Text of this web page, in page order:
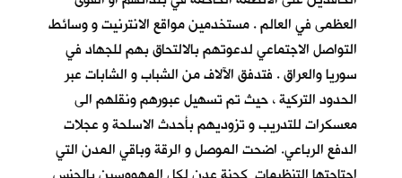
العظمى في العالم . مستخدمين مواقع الانترنيت و وسائط
التواصل الاجتماعي لدعوتهم بالالتحاق بهم للجهاد في
سوريا والعراق . فتدفق الآلاف من الشباب و الشابات عبر
الحدود التركية ، حيث تم تسهيل عبورهم ونقلهم الى
معسكرات للتدريب و تزوديهم بأحدث الاسلحة و عجلات
الدفع الرباعي. اضحت الموصل و الرقة وباقي المدن التي